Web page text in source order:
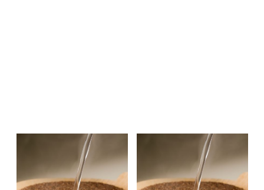
令和8年4月～8月 コーヒーイ
ンストラクター3級講習会 日
程のお知らせ
2026.04.01
令和8年2月～4月 コーヒーイ
ンストラクター3級講習会 日
程のお知らせ
2025.12.25